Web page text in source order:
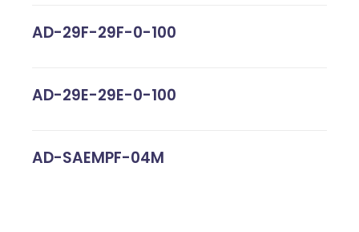
AD-29F-29F-0-100
AD-29E-29E-0-100
AD-SAEMPF-04M